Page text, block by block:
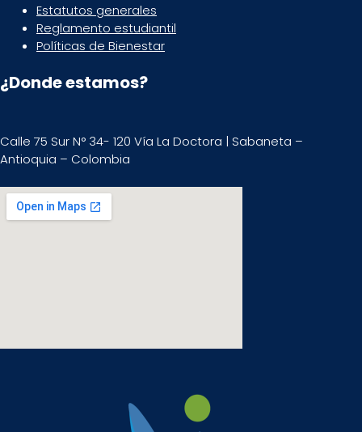
Estatutos generales
Reglamento estudiantil
Políticas de Bienestar
¿Donde estamos?
Calle 75 Sur N° 34- 120 Vía La Doctora | Sabaneta –
Antioquia – Colombia